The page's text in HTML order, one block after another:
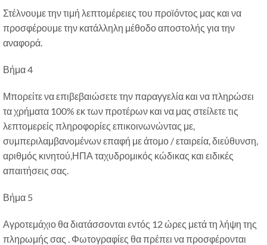
Στέλνουμε την τιμή λεπτομέρειες του προϊόντος μας και να
προσφέρουμε την κατάλληλη μέθοδο αποστολής για την
αναφορά.
Βήμα 4
Μπορείτε να επιβεβαιώσετε την παραγγελία και να πληρώσει
τα χρήματα 100% εκ των προτέρων και να μας στείλετε τις
λεπτομερείς πληροφορίες επικοινωνώντας με,
συμπεριλαμβανομένων επαφή με άτομο / εταιρεία, διεύθυνση,
αριθμός κινητού,ΗΠΑ ταχυδρομικός κώδικας και ειδικές
απαιτήσεις σας.
Βήμα 5
Αγροτεμάχιο θα διατάσσονται εντός 12 ώρες μετά τη λήψη της
πληρωμής σας . Φωτογραφίες θα πρέπει να προσφέρονται